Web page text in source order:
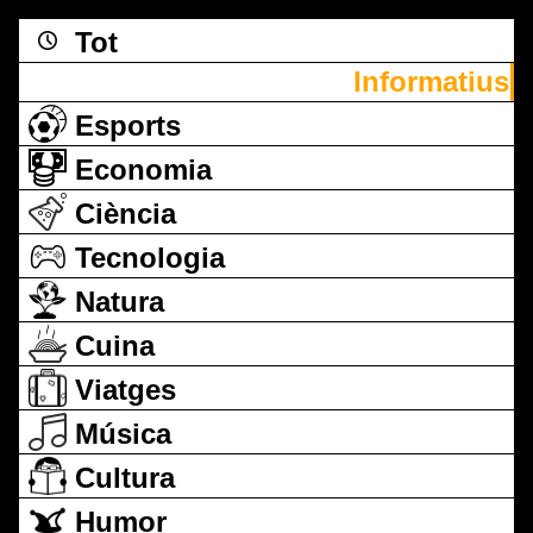
Tot
Informatius
Esports
Economia
Ciència
Tecnologia
Natura
Cuina
Viatges
Música
Cultura
Humor